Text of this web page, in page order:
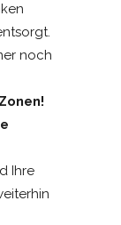
noch
Ihre